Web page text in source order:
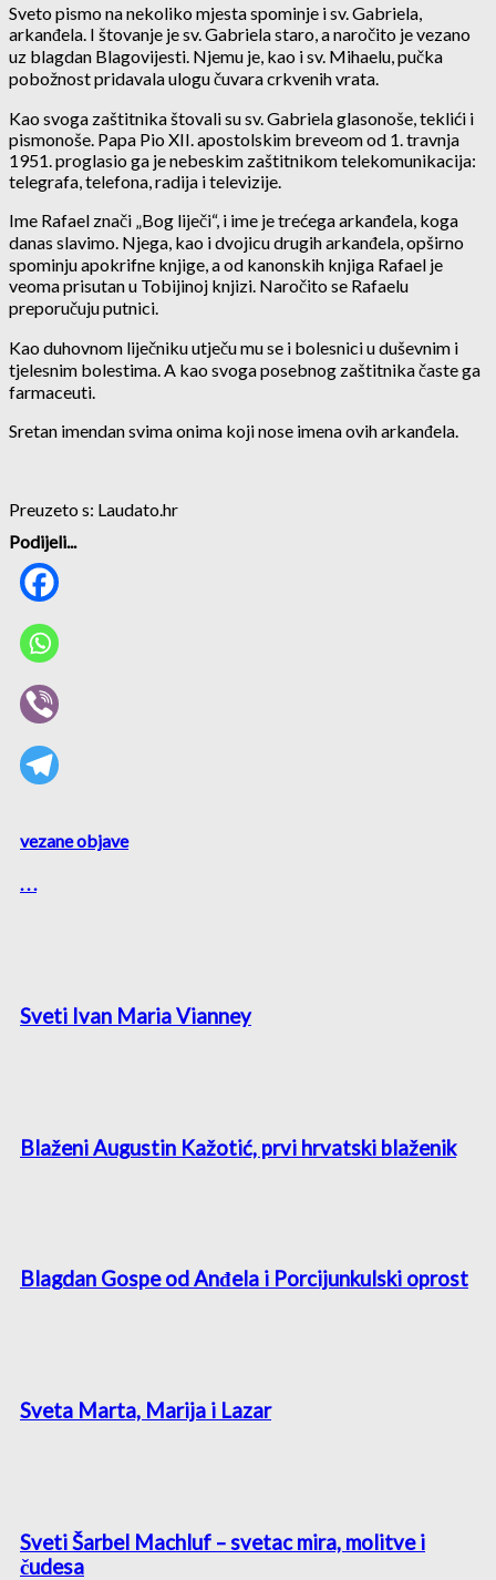
Sveto pismo na nekoliko mjesta spominje i sv. Gabriela,
arkanđela. I štovanje je sv. Gabriela staro, a naročito je vezano
uz blagdan Blagovijesti. Njemu je, kao i sv. Mihaelu, pučka
pobožnost pridavala ulogu čuvara crkvenih vrata.
Kao svoga zaštitnika štovali su sv. Gabriela glasonoše, teklići i
pismonoše. Papa Pio XII. apostolskim breveom od 1. travnja
1951. proglasio ga je nebeskim zaštitnikom telekomunikacija:
telegrafa, telefona, radija i televizije.
Ime Rafael znači „Bog liječi“, i ime je trećega arkanđela, koga
danas slavimo. Njega, kao i dvojicu drugih arkanđela, opširno
spominju apokrifne knjige, a od kanonskih knjiga Rafael je
veoma prisutan u Tobijinoj knjizi. Naročito se Rafaelu
preporučuju putnici.
Kao duhovnom liječniku utječu mu se i bolesnici u duševnim i
tjelesnim bolestima. A kao svoga posebnog zaštitnika časte ga
farmaceuti.
Sretan imendan svima onima koji nose imena ovih arkanđela.
Preuzeto s: Laudato.hr
Podijeli...
vezane objave
. . .
Sveti Ivan Maria Vianney
Blaženi Augustin Kažotić, prvi hrvatski blaženik
Blagdan Gospe od Anđela i Porcijunkulski oprost
Sveta Marta, Marija i Lazar
Sveti Šarbel Machluf – svetac mira, molitve i
čudesa